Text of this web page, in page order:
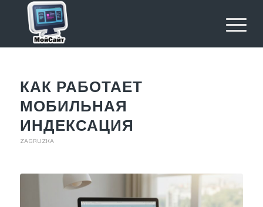
КАК РАБОТАЕТ
МОБИЛЬНАЯ
ИНДЕКСАЦИЯ
ZAGRUZKA